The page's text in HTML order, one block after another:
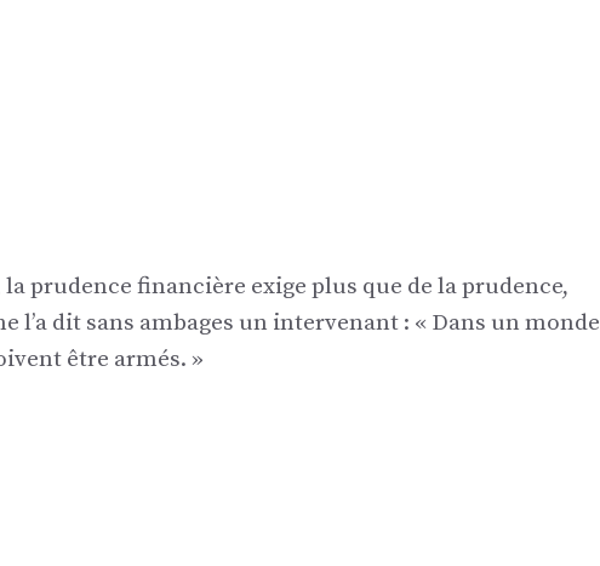
prudence financière exige plus que de la prudence,
l’a dit sans ambages un intervenant : « Dans un monde
être armés. »